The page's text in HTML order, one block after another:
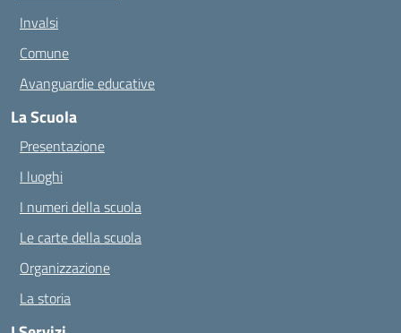
Invalsi
Comune
Avanguardie educative
La Scuola
Presentazione
I luoghi
I numeri della scuola
Le carte della scuola
Organizzazione
La storia